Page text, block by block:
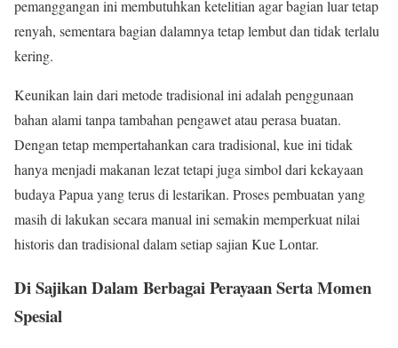
pemanggangan ini membutuhkan ketelitian agar bagian luar tetap
renyah, sementara bagian dalamnya tetap lembut dan tidak terlalu
kering.
Keunikan lain dari metode tradisional ini adalah penggunaan
bahan alami tanpa tambahan pengawet atau perasa buatan.
Dengan tetap mempertahankan cara tradisional, kue ini tidak
hanya menjadi makanan lezat tetapi juga simbol dari kekayaan
budaya Papua yang terus di lestarikan. Proses pembuatan yang
masih di lakukan secara manual ini semakin memperkuat nilai
historis dan tradisional dalam setiap sajian Kue Lontar.
Di Sajikan Dalam Berbagai Perayaan Serta Momen
Spesial